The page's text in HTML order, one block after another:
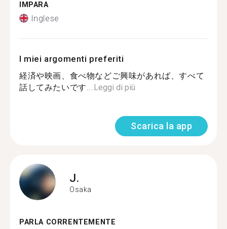
IMPARA
Inglese
I miei argomenti preferiti
経済や映画、食べ物などご興味があれば、すべて
話してみたいです... Leggi di più
Scarica la app
J.
Osaka
PARLA CORRENTEMENTE